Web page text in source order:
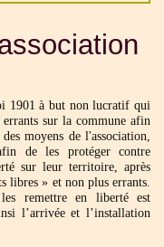
1901 à but non lucratif qui
sur la commune afin
moyens de l'association,
de les protéger contre
sur leur territoire, après
libres » et non plus errants.
remettre en liberté est
l’arrivée et l’installation